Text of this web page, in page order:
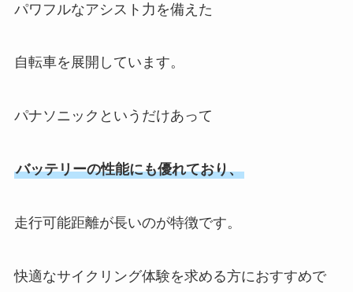
パワフルなアシスト力を備えた
自転車を展開しています。
パナソニックというだけあって
バッテリーの性能にも優れており、
走行可能距離が長いのが特徴です。
快適なサイクリング体験を求める方におすすめで